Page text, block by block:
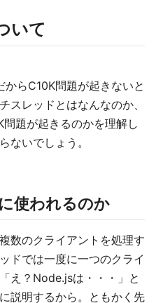
いて
らC10K問題が起きないと
スレッドとはなんなのか、
題が起きるのかを理解し
ないでしょう。
使われるのか
数のクライアントを処理す
ドでは一度に一つのクライ
え？Node.jsは・・・」と
説明するから。ともかく先